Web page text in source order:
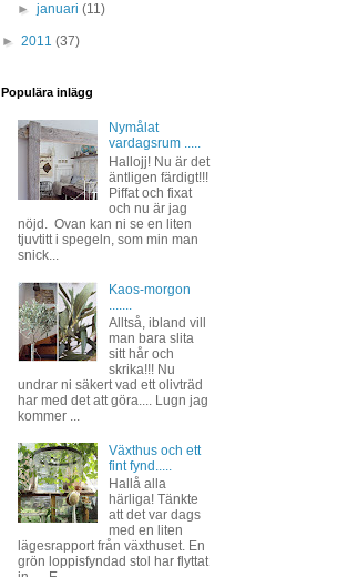
►januari(11)
► 2011 (37)
Populära inlägg
Nymålat
vardagsrum .....
Hallojj! Nu är det
äntligen färdigt!!!
Piffat och fixat
och nu är jag
nöjd. Ovan kan ni se en liten
tjuvtitt i spegeln, som min man
snick...
Kaos-morgon
Alltså, ibland vill
man bara slita
sitt hår och
skrika!!! Nu
undrar ni säkert vad ett olivträd
har med det att göra.... Lugn jag
kommer ...
Växthus och ett
fint fynd.....
Hallå alla
härliga! Tänkte
att det var dags
med en liten
lägesrapport från växthuset. En
grön loppisfyndad stol har flyttat